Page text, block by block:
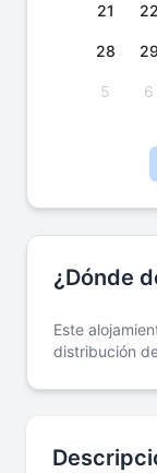
21 22
28 29
5 6
¿Dónde
Este
distribución